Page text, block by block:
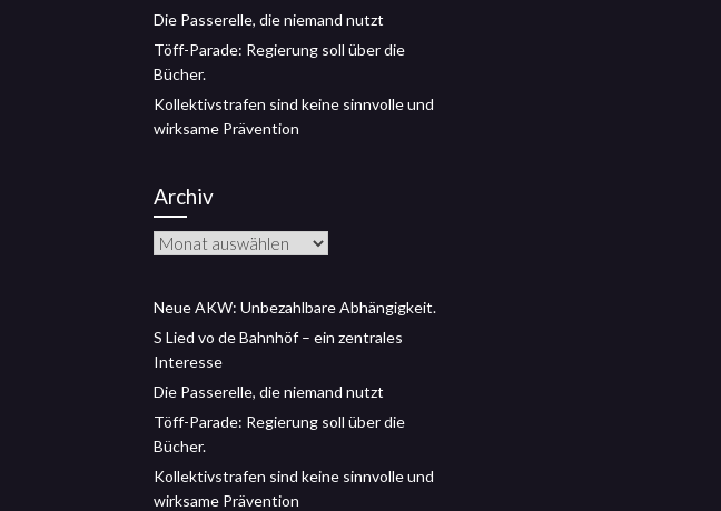
Die Passerelle, die niemand nutzt
Töff-Parade: Regierung soll über die
Bücher.
Kollektivstrafen sind keine sinnvolle und
wirksame Prävention
Archiv
Archiv
Neue AKW: Unbezahlbare Abhängigkeit.
S Lied vo de Bahnhöf – ein zentrales
Interesse
Die Passerelle, die niemand nutzt
Töff-Parade: Regierung soll über die
Bücher.
Kollektivstrafen sind keine sinnvolle und
wirksame Prävention